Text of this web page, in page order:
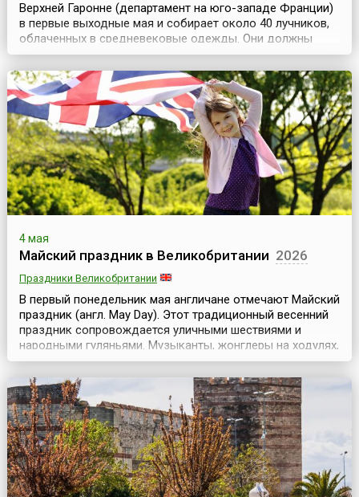
Верхней Гаронне (департамент на юго-западе Франции)
в первые выходные мая и собирает около 40 лучников,
облаченных в средневековые одежды. Они должны
попасть из лука в семикилограммового попугая,
водруженного на верхушку 45-метровой мачты. Стрелок,
которому удастся сбить птицу, становится королем
праздника. Праздник берет свое начало в сред...
4 мая
Майский праздник в Великобритании 2026
Праздники Великобритании
В первый понедельник мая англичане отмечают Майский
праздник (англ. May Day). Этот традиционный весенний
праздник сопровождается уличными шествиями и
народными гуляньями. Музыканты, жонглеры на ходулях,
менестрели и харчевни создают здесь подлинную
атмосферу средневекового карнавала.В этот день
народ пляшет под майским деревом, украшенным
разноцветными ленточками, наряжается в Зеленого
Джека (...